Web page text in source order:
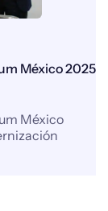
México 2025
México